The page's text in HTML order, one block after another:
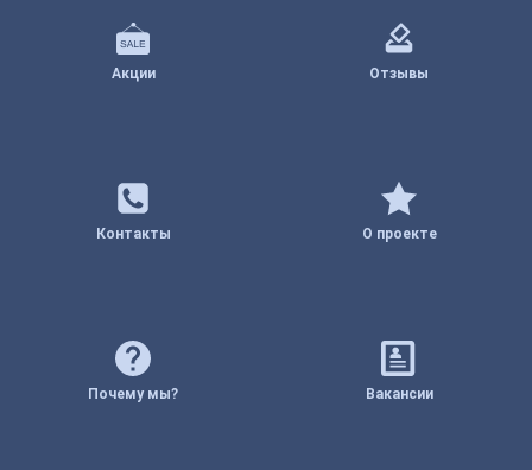
Акции Отзывы
Контакты О проекте
Почему мы? Вакансии